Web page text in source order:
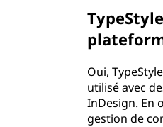
Oui,
utilisé avec
InDesign. En
gestion de